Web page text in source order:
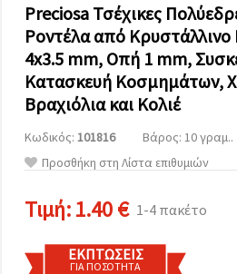
συνεργατών
μας για
αναλύσεις
μάρκετινγκ.
Μπορείτε
όλα τα
κλικ στον
καθορίστε
Preciosa Τσέχικες
Ροντέλα από Κρυστάλλινο
4x3.5 mm, Οπή 1 mm,
Κατασκευή Κοσμημάτων,
Βραχιόλια και Κολιέ
Κωδικός: 101816 Βάρος: 10 γραμ..
Προσθήκη στη Λίστα επιθυμιών
Τιμή:1.40 € 1-4 πακέτο
ΕΚΠΤΏΣΕΙΣ
ΓΙΑ ΠΟΣΌΤΗΤΑ